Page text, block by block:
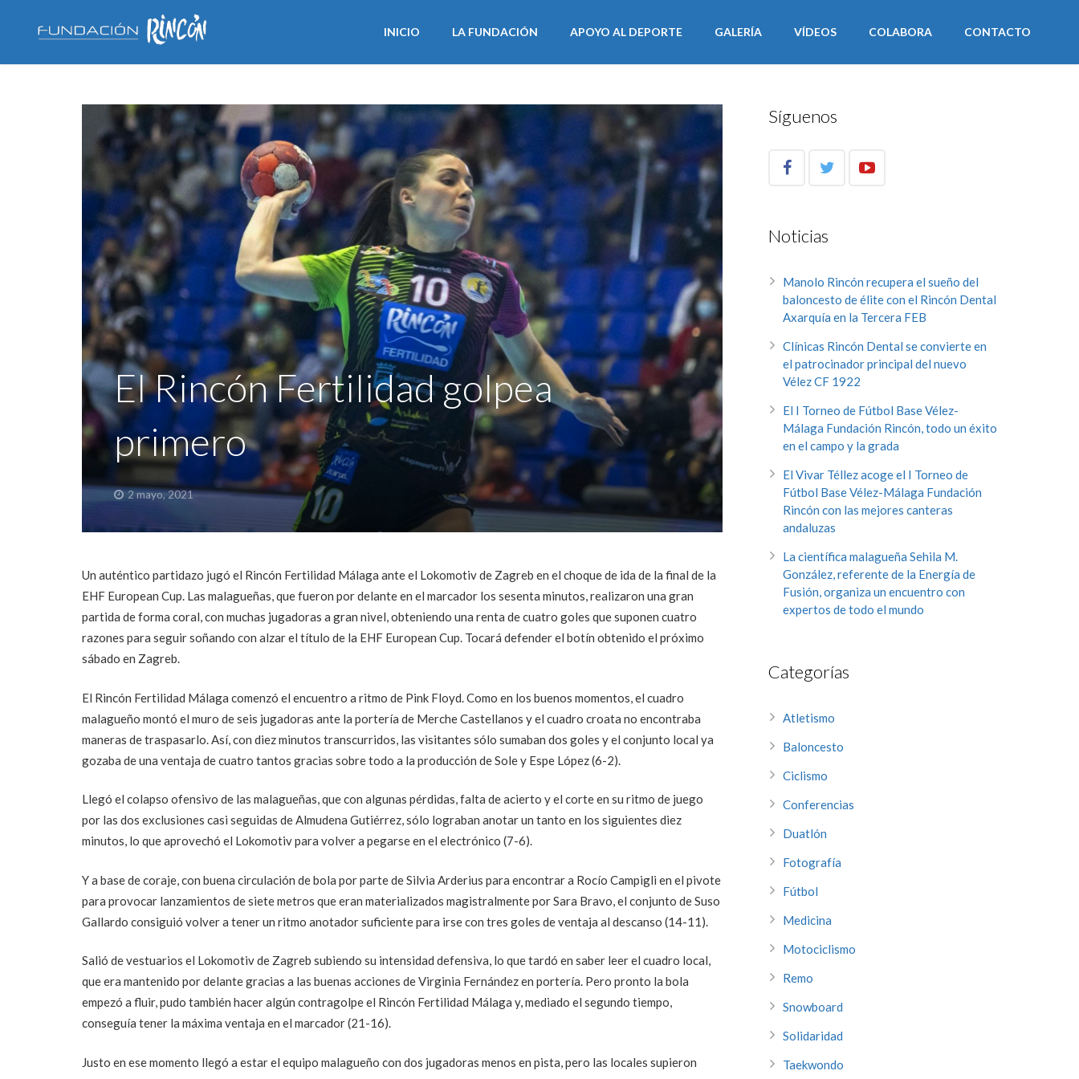
INICIO LA FUNDACIÓN APOYO AL DEPORTE GALERÍA VÍDEOS COLABORA CONTACTO
El Rincón Fertilidad golpea
primero
2 mayo, 2021
Un auténtico partidazo jugó el Rincón Fertilidad Málaga ante el Lokomotiv de Zagreb en el choque de ida de la final de la
EHF European Cup. Las malagueñas, que fueron por delante en el marcador los sesenta minutos, realizaron una gran
partida de forma coral, con muchas jugadoras a gran nivel, obteniendo una renta de cuatro goles que suponen cuatro
razones para seguir soñando con alzar el título de la EHF European Cup. Tocará defender el botín obtenido el próximo
sábado en Zagreb.
El Rincón Fertilidad Málaga comenzó el encuentro a ritmo de Pink Floyd. Como en los buenos momentos, el cuadro
malagueño montó el muro de seis jugadoras ante la portería de Merche Castellanos y el cuadro croata no encontraba
maneras de traspasarlo. Así, con diez minutos transcurridos, las visitantes sólo sumaban dos goles y el conjunto local ya
gozaba de una ventaja de cuatro tantos gracias sobre todo a la producción de Sole y Espe López (6-2).
Llegó el colapso ofensivo de las malagueñas, que con algunas pérdidas, falta de acierto y el corte en su ritmo de juego
por las dos exclusiones casi seguidas de Almudena Gutiérrez, sólo lograban anotar un tanto en los siguientes diez
minutos, lo que aprovechó el Lokomotiv para volver a pegarse en el electrónico (7-6).
Y a base de coraje, con buena circulación de bola por parte de Silvia Arderius para encontrar a Rocío Campigli en el pivote
para provocar lanzamientos de siete metros que eran materializados magistralmente por Sara Bravo, el conjunto de Suso
Gallardo consiguió volver a tener un ritmo anotador suficiente para irse con tres goles de ventaja al descanso (14-11).
Salió de vestuarios el Lokomotiv de Zagreb subiendo su intensidad defensiva, lo que tardó en saber leer el cuadro local,
que era mantenido por delante gracias a las buenas acciones de Virginia Fernández en portería. Pero pronto la bola
empezó a fluir, pudo también hacer algún contragolpe el Rincón Fertilidad Málaga y, mediado el segundo tiempo,
conseguía tener la máxima ventaja en el marcador (21-16).
Justo en ese momento llegó a estar el equipo malagueño con dos jugadoras menos en pista, pero las locales supieron
Síguenos
Noticias
Manolo Rincón recupera el sueño del
baloncesto de élite con el Rincón Dental
Axarquía en la Tercera FEB
Clínicas Rincón Dental se convierte en
el patrocinador principal del nuevo
Vélez CF 1922
El I Torneo de Fútbol Base Vélez-
Málaga Fundación Rincón, todo un éxito
en el campo y la grada
El Vivar Téllez acoge el I Torneo de
Fútbol Base Vélez-Málaga Fundación
Rincón con las mejores canteras
andaluzas
La científica malagueña Sehila M.
González, referente de la Energía de
Fusión, organiza un encuentro con
expertos de todo el mundo
Categorías
Atletismo
Baloncesto
Ciclismo
Conferencias
Duatlón
Fotografía
Fútbol
Medicina
Motociclismo
Remo
Snowboard
Solidaridad
Taekwondo